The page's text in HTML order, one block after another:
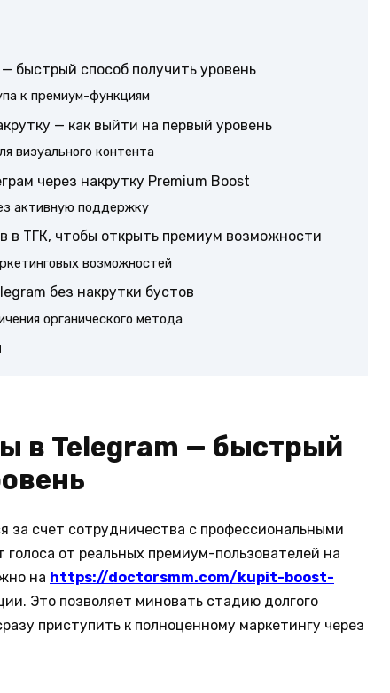
быстрый способ получить уровень
к премиум-функциям
— как выйти на первый уровень
визуального контента
через накрутку Premium Boost
активную поддержку
в ТГК, чтобы открыть премиум возможности
возможностей
без накрутки бустов
органического метода
в Telegram — быстрый
за счет сотрудничества с профессиональными
от реальных премиум-пользователей на
на https://doctorsmm.com/kupit-boost-
Это позволяет миновать стадию долгого
приступить к полноценному маркетингу через